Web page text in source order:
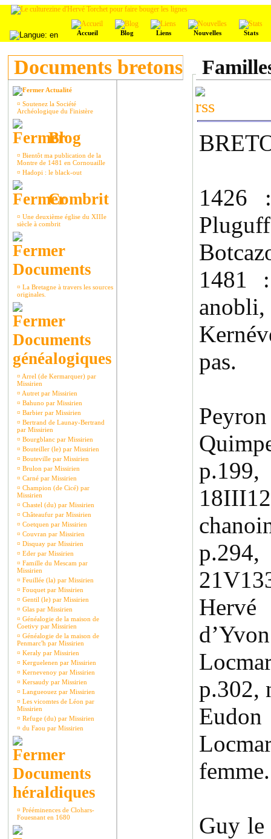
Accueil Blog Liens Nouvelles Stats
Documents bretons
Actualité
¤ Soutenez la Société
Archéologique du Finistère
Blog
¤ Bientôt ma publication de la
Montre de 1481 en Cornouaille
¤ Hadopi : le black-out
Combrit
¤ Une deuxième église du XIIIe
siècle à combrit
Documents
¤ La Bretagne à travers les sources
originales.
Documents
généalogiques
¤ Arrel (de Kermarquer) par
Missirien
¤ Autret par Missirien
¤ Bahuno par Missirien
¤ Barbier par Missirien
¤ Bertrand de Launay-Bertrand
par Missirien
¤ Bourgblanc par Missirien
¤ Bouteiller (le) par Missirien
¤ Bouteville par Missirien
¤ Brulon par Missirien
¤ Carné par Missirien
¤ Champion (de Cicé) par
Missirien
¤ Chastel (du) par Missirien
¤ Châteaufur par Missirien
¤ Coetquen par Missirien
¤ Couvran par Missirien
¤ Disquay par Missirien
¤ Eder par Missirien
¤ Famille du Mescam par
Missirien
¤ Feuillée (la) par Missirien
¤ Fouquet par Missirien
¤ Gentil (le) par Missirien
¤ Glas par Missirien
¤ Généalogie de la maison de
Coetivy par Missirien
¤ Généalogie de la maison de
Penmarc'h par Missirien
¤ Keraly par Missirien
¤ Kerguelenen par Missirien
¤ Kernevenoy par Missirien
¤ Kersaudy par Missirien
¤ Langueouez par Missirien
¤ Les vicomtes de Léon par
Missirien
¤ Refuge (du) par Missirien
¤ du Faou par Missirien
Documents
héraldiques
¤ Prééminences de Clohars-
Fouesnant en 1680
1426
1481
pas.
femme.
Guy le